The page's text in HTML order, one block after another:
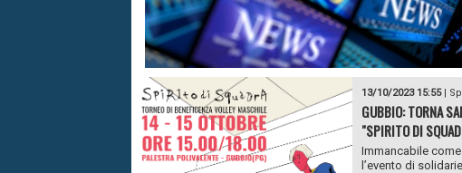
13/10/2023 15:55|
GUBBIO: TORNA
"SPIRITO DI
Immancabile
l’evento di